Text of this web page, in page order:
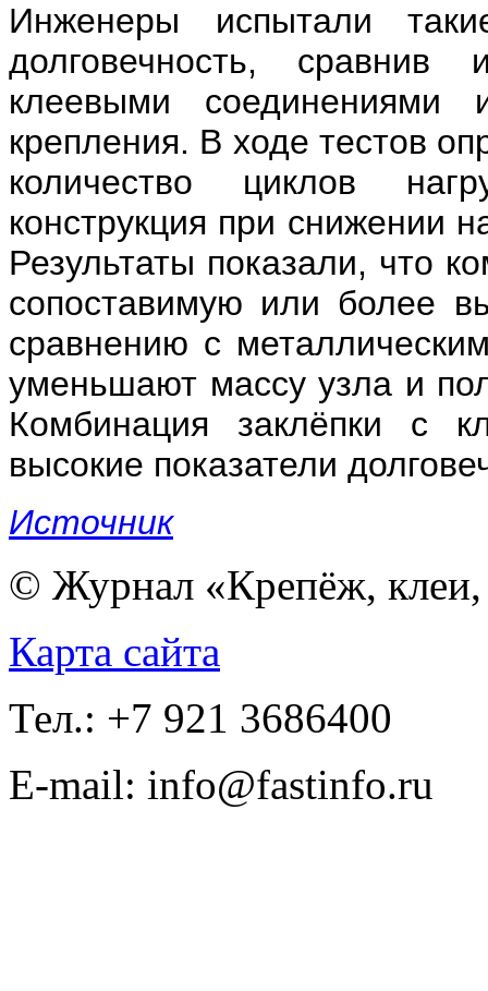
Инженеры испытали
долговечность,
клеевыми соединениями
крепления. В ходе тестов
количество циклов
конструкция при снижении
Результаты показали, что
сопоставимую или более
сравнению с
уменьшают массу узла и
Комбинация заклёпки с
высокие показатели
Источник
© Журнал «Крепёж, клеи,
Карта сайта
Тел.: +7 921 3686400
E-mail: info@fastinfo.ru